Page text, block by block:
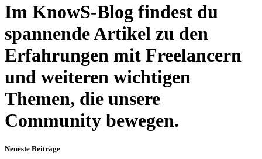
Im KnowS-Blog findest du
spannende Artikel zu den
Erfahrungen mit Freelancern
und weiteren wichtigen
Themen, die unsere
Community bewegen.
Neueste Beiträge